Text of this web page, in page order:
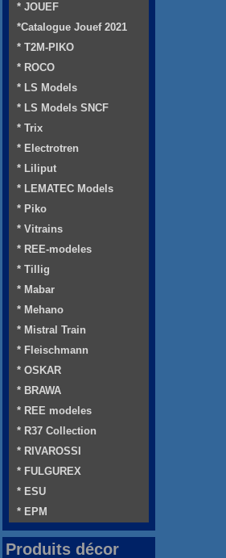
* JOUEF
*Catalogue Jouef 2021
* T2M-PIKO
* ROCO
* LS Models
* LS Models SNCF
* Trix
* Electrotren
* Liliput
* LEMATEC Models
* Piko
* Vitrains
* REE-modeles
* Tillig
* Mabar
* Mehano
* Mistral Train
* Fleischmann
* OSKAR
* BRAWA
* REE modeles
* R37 Collection
* RIVAROSSI
* FULGUREX
* ESU
* EPM
Produits décor